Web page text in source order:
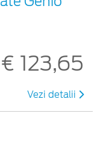
€ 123,65
Vezi detalii